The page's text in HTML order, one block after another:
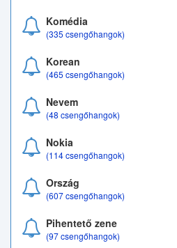
Komédia
(335 csengőhangok)
Korean
(465 csengőhangok)
Nevem
(48 csengőhangok)
Nokia
(114 csengőhangok)
Ország
(607 csengőhangok)
Pihentető zene
(97 csengőhangok)